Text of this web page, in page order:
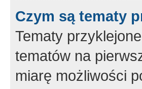
Czym są tematy
Tematy
tematów na
miarę możliwości